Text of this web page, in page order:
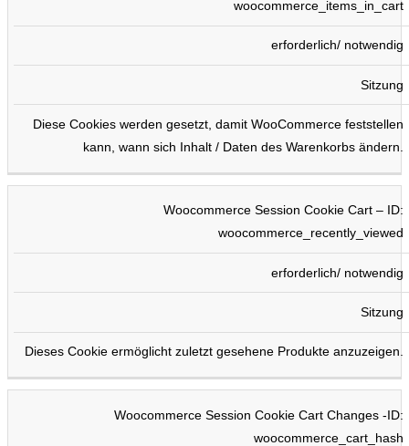
woocommerce_items_in_cart
erforderlich/ notwendig
Sitzung
Diese Cookies werden gesetzt, damit WooCommerce feststellen
kann, wann sich Inhalt / Daten des Warenkorbs ändern.
Woocommerce Session Cookie Cart – ID:
woocommerce_recently_viewed
erforderlich/ notwendig
Sitzung
Dieses Cookie ermöglicht zuletzt gesehene Produkte anzuzeigen.
Woocommerce Session Cookie Cart Changes -ID:
woocommerce_cart_hash